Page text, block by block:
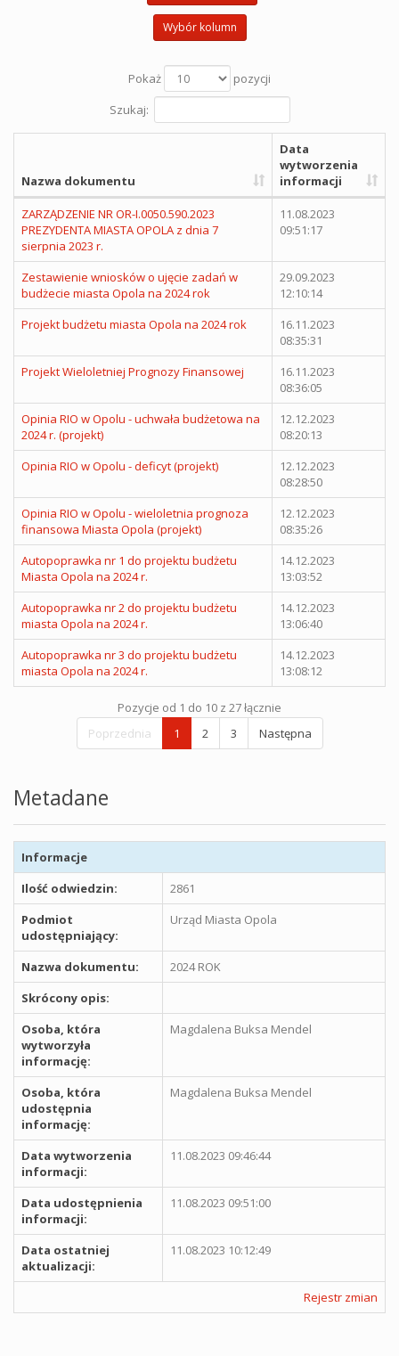
Wybór kolumn
Pokaż
pozycji
Szukaj:
Nazwa dokumentu
Data
wytworzenia
informacji
ZARZĄDZENIE NR OR-I.0050.590.2023
PREZYDENTA MIASTA OPOLA z dnia 7
sierpnia 2023 r.
11.08.2023
09:51:17
Zestawienie wniosków o ujęcie zadań w
budżecie miasta Opola na 2024 rok
29.09.2023
12:10:14
Projekt budżetu miasta Opola na 2024 rok
16.11.2023
08:35:31
Projekt Wieloletniej Prognozy Finansowej
16.11.2023
08:36:05
Opinia RIO w Opolu - uchwała budżetowa na
2024 r. (projekt)
12.12.2023
08:20:13
Opinia RIO w Opolu - deficyt (projekt)
12.12.2023
08:28:50
Opinia RIO w Opolu - wieloletnia prognoza
finansowa Miasta Opola (projekt)
12.12.2023
08:35:26
Autopoprawka nr 1 do projektu budżetu
Miasta Opola na 2024 r.
14.12.2023
13:03:52
Autopoprawka nr 2 do projektu budżetu
miasta Opola na 2024 r.
14.12.2023
13:06:40
Autopoprawka nr 3 do projektu budżetu
miasta Opola na 2024 r.
14.12.2023
13:08:12
Pozycje od 1 do 10 z 27 łącznie
Poprzednia
1 2 3 Następna
Metadane
Informacje
Ilość odwiedzin:
2861
Podmiot
udostępniający:
Urząd Miasta Opola
Nazwa dokumentu:
2024 ROK
Skrócony opis:
Osoba, która
wytworzyła
informację:
Magdalena Buksa Mendel
Osoba, która
udostępnia
informację:
Magdalena Buksa Mendel
Data wytworzenia
informacji:
11.08.2023 09:46:44
Data udostępnienia
informacji:
11.08.2023 09:51:00
Data ostatniej
aktualizacji:
11.08.2023 10:12:49
Rejestr zmian